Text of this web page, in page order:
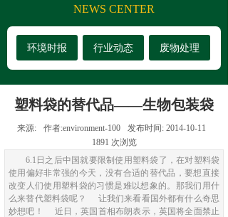
NEWS CENTER
环境时报 行业动态 废物处理
塑料袋的替代品——生物包装袋
来源: 作者:environment-100 发布时间: 2014-10-11
1891 次浏览
6.1日之后中国就要限制使用塑料袋了，在对塑料袋
使用偏好非常强的今天，没有合适的替代品，要想直接
改变人们使用塑料袋的习惯是难以想象的。那我们用什
么来替代塑料袋呢？ 让我们来看看国外都有什么奇思
妙想吧！ 近日，英国首相布朗表示，英国将全面禁止